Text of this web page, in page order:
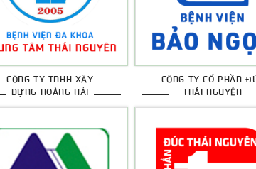
CÔNG TY TNHH XÂY
DỰNG HOÀNG HẢI
CÔNG TY CỔ PHẦN
THÁI NGUYÊN